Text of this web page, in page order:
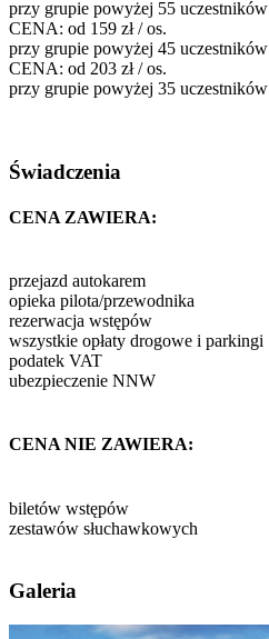
przy grupie powyżej 55 uczestników
CENA: od 159 zł / os.
przy grupie powyżej 45 uczestników
CENA: od 203 zł / os.
przy grupie powyżej 35 uczestników
Świadczenia
CENA ZAWIERA:
przejazd autokarem
opieka pilota/przewodnika
rezerwacja wstępów
wszystkie opłaty drogowe i parkingi
podatek VAT
ubezpieczenie NNW
CENA NIE ZAWIERA:
biletów wstępów
zestawów słuchawkowych
Galeria